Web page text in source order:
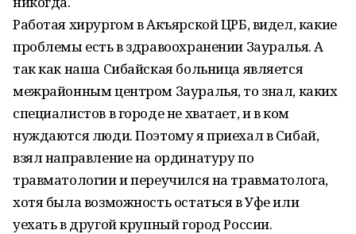
Работая хирургом в Акъярской ЦРБ, видел, какие
проблемы есть в здравоохранении Зауралья. А
так как наша Сибайская больница является
межрайонным центром Зауралья, то знал, каких
специалистов в городе не хватает, и в ком
нуждаются люди. Поэтому я приехал в Сибай,
взял направление на ординатуру по
травматологии и переучился на травматолога,
хотя была возможность остаться в Уфе или
уехать в другой крупный город России.